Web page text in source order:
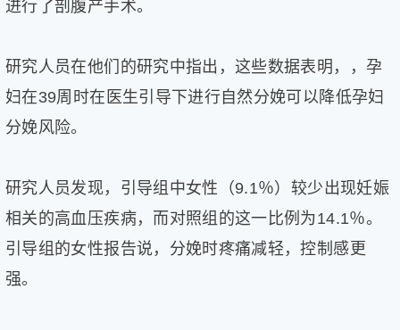
﹥
进行了剖腹产手术。
研究人员在他们的研究中指出，这些数据表明，，孕
妇在39周时在医生引导下进行自然分娩可以降低孕妇
分娩风险。
研究人员发现，引导组中女性（9.1％）较少出现妊娠
相关的高血压疾病，而对照组的这一比例为14.1％。
引导组的女性报告说，分娩时疼痛减轻，控制感更
强。